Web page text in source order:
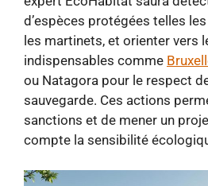
d’espèces protégées telles
les martinets, et orienter vers
indispensables comme
ou Natagora pour le respect
sauvegarde. Ces actions
sanctions et de mener un
compte la sensibilité